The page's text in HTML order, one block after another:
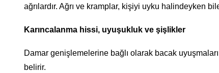
ağrılardır. Ağrı ve kramplar, kişiyi uyku halindeyken
Karıncalanma hissi, uyuşukluk ve şişlikler
Damar genişlemelerine bağlı olarak bacak
belirir.